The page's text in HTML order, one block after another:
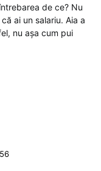
de ce? Nu
ai un salariu. Aia a
nu așa cum pui